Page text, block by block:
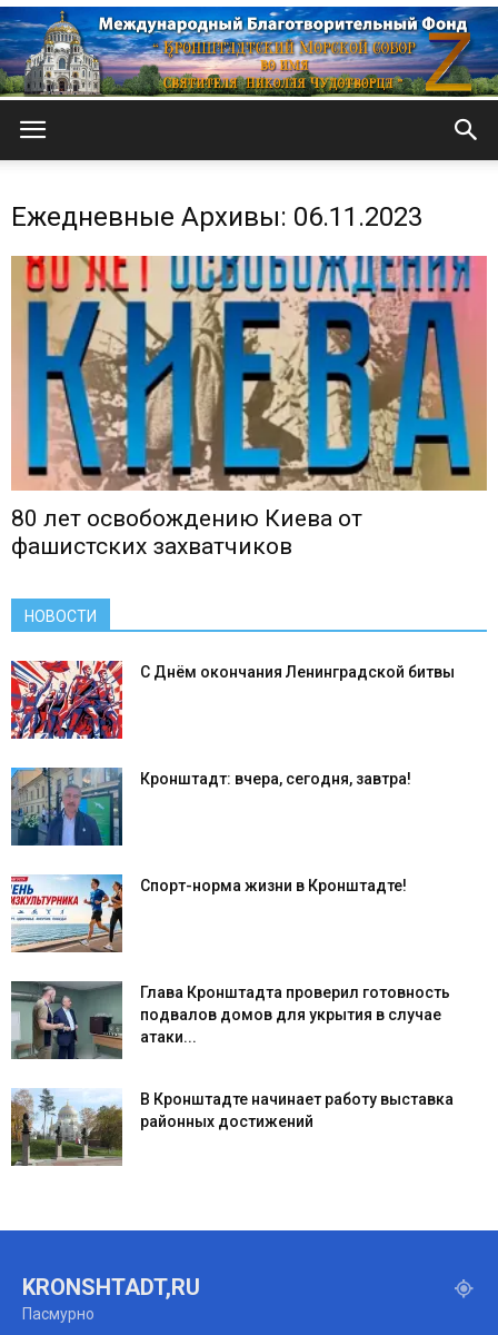
собор
Ежедневные Архивы: 06.11.2023
80 лет освобождению Киева от
фашистских захватчиков
НОВОСТИ
С Днём окончания Ленинградской битвы
Кронштадт: вчера, сегодня, завтра!
Спорт-норма жизни в Кронштадте!
Глава Кронштадта проверил готовность
подвалов домов для укрытия в случае
атаки...
В Кронштадте начинает работу выставка
районных достижений
KRONSHTADT,RU
Пасмурно